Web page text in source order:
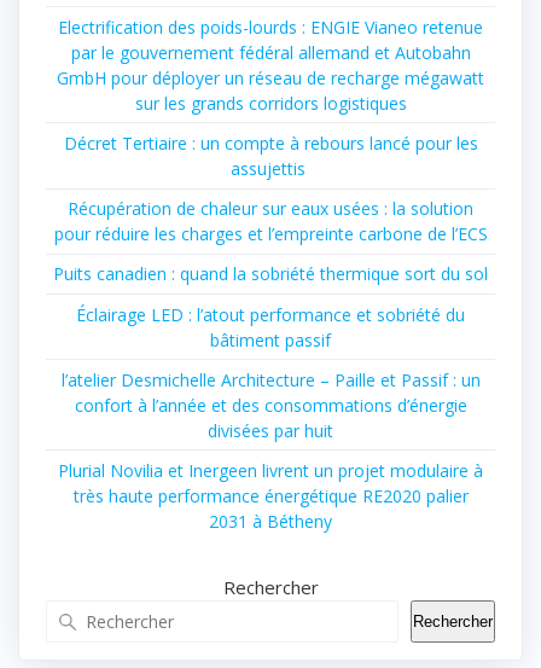
Electrification des poids-lourds : ENGIE Vianeo retenue
par le gouvernement fédéral allemand et Autobahn
GmbH pour déployer un réseau de recharge mégawatt
sur les grands corridors logistiques
Décret Tertiaire : un compte à rebours lancé pour les
assujettis
Récupération de chaleur sur eaux usées : la solution
pour réduire les charges et l’empreinte carbone de l’ECS
Puits canadien : quand la sobriété thermique sort du sol
Éclairage LED : l’atout performance et sobriété du
bâtiment passif
l’atelier Desmichelle Architecture – Paille et Passif : un
confort à l’année et des consommations d’énergie
divisées par huit
Plurial Novilia et Inergeen livrent un projet modulaire à
très haute performance énergétique RE2020 palier
2031 à Bétheny
Rechercher
Rechercher